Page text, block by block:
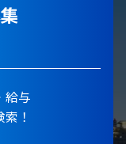
給与
！